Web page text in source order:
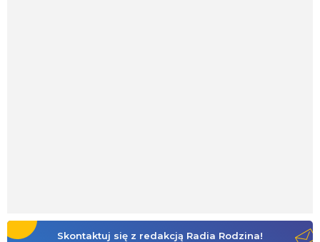
Skontaktuj się z redakcją Radia Rodzina!